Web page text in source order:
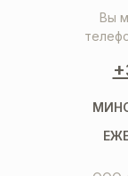
Вы